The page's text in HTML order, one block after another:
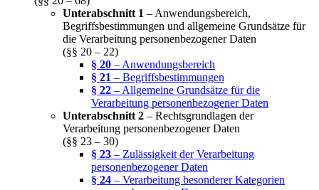
Unterabschnitt 1 – Anwendungsbereich,
Begriffsbestimmungen und allgemeine Grundsätze für
die Verarbeitung personenbezogener Daten
(§§ 20 – 22)
§ 20 – Anwendungsbereich
§ 21 – Begriffsbestimmungen
§ 22 – Allgemeine Grundsätze für die
Verarbeitung personenbezogener Daten
Unterabschnitt 2 – Rechtsgrundlagen der
Verarbeitung personenbezogener Daten
(§§ 23 – 30)
§ 23 – Zulässigkeit der Verarbeitung
personenbezogener Daten
§ 24 – Verarbeitung besonderer Kategorien